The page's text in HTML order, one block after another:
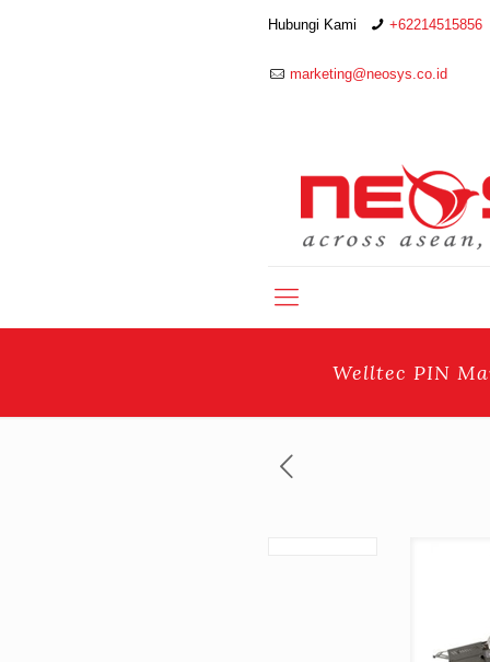
Hubungi Kami +62214515856
marketing@neosys.co.id
Welltec PIN